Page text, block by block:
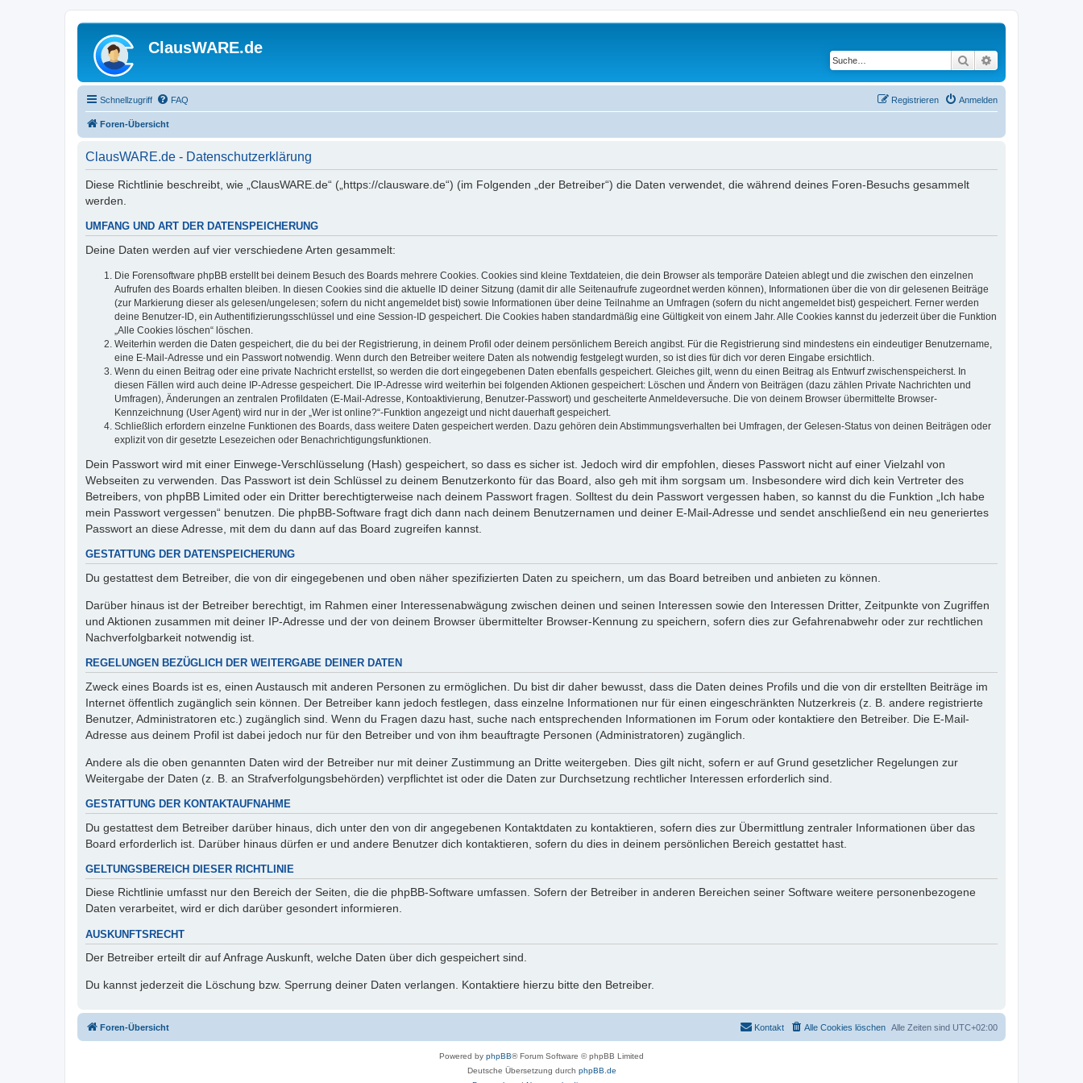
ClausWARE.de
Suche
Schnellzugriff FAQ Anmelden
Registrieren
Foren-Übersicht
ClausWARE.de - Datenschutzerklärung
Diese Richtlinie beschreibt, wie „ClausWARE.de“ („https://clausware.de“) (im Folgenden „der Betreiber“) die Daten verwendet, die während deines Foren-Besuchs gesammelt
werden.
UMFANG UND ART DER DATENSPEICHERUNG
Deine Daten werden auf vier verschiedene Arten gesammelt:
Die Forensoftware phpBB erstellt bei deinem Besuch des Boards mehrere Cookies. Cookies sind kleine Textdateien, die dein Browser als temporäre Dateien ablegt und die zwischen den einzelnen
Aufrufen des Boards erhalten bleiben. In diesen Cookies sind die aktuelle ID deiner Sitzung (damit dir alle Seitenaufrufe zugeordnet werden können), Informationen über die von dir gelesenen Beiträge
(zur Markierung dieser als gelesen/ungelesen; sofern du nicht angemeldet bist) sowie Informationen über deine Teilnahme an Umfragen (sofern du nicht angemeldet bist) gespeichert. Ferner werden
deine Benutzer-ID, ein Authentifizierungsschlüssel und eine Session-ID gespeichert. Die Cookies haben standardmäßig eine Gültigkeit von einem Jahr. Alle Cookies kannst du jederzeit über die Funktion
„Alle Cookies löschen“ löschen.
Weiterhin werden die Daten gespeichert, die du bei der Registrierung, in deinem Profil oder deinem persönlichem Bereich angibst. Für die Registrierung sind mindestens ein eindeutiger Benutzername,
eine E-Mail-Adresse und ein Passwort notwendig. Wenn durch den Betreiber weitere Daten als notwendig festgelegt wurden, so ist dies für dich vor deren Eingabe ersichtlich.
Wenn du einen Beitrag oder eine private Nachricht erstellst, so werden die dort eingegebenen Daten ebenfalls gespeichert. Gleiches gilt, wenn du einen Beitrag als Entwurf zwischenspeicherst. In
diesen Fällen wird auch deine IP-Adresse gespeichert. Die IP-Adresse wird weiterhin bei folgenden Aktionen gespeichert: Löschen und Ändern von Beiträgen (dazu zählen Private Nachrichten und
Umfragen), Änderungen an zentralen Profildaten (E-Mail-Adresse, Kontoaktivierung, Benutzer-Passwort) und gescheiterte Anmeldeversuche. Die von deinem Browser übermittelte Browser-
Kennzeichnung (User Agent) wird nur in der „Wer ist online?“-Funktion angezeigt und nicht dauerhaft gespeichert.
Schließlich erfordern einzelne Funktionen des Boards, dass weitere Daten gespeichert werden. Dazu gehören dein Abstimmungsverhalten bei Umfragen, der Gelesen-Status von deinen Beiträgen oder
explizit von dir gesetzte Lesezeichen oder Benachrichtigungsfunktionen.
Dein Passwort wird mit einer Einwege-Verschlüsselung (Hash) gespeichert, so dass es sicher ist. Jedoch wird dir empfohlen, dieses Passwort nicht auf einer Vielzahl von
Webseiten zu verwenden. Das Passwort ist dein Schlüssel zu deinem Benutzerkonto für das Board, also geh mit ihm sorgsam um. Insbesondere wird dich kein Vertreter des
Betreibers, von phpBB Limited oder ein Dritter berechtigterweise nach deinem Passwort fragen. Solltest du dein Passwort vergessen haben, so kannst du die Funktion „Ich habe
mein Passwort vergessen“ benutzen. Die phpBB-Software fragt dich dann nach deinem Benutzernamen und deiner E-Mail-Adresse und sendet anschließend ein neu generiertes
Passwort an diese Adresse, mit dem du dann auf das Board zugreifen kannst.
GESTATTUNG DER DATENSPEICHERUNG
Du gestattest dem Betreiber, die von dir eingegebenen und oben näher spezifizierten Daten zu speichern, um das Board betreiben und anbieten zu können.
Darüber hinaus ist der Betreiber berechtigt, im Rahmen einer Interessenabwägung zwischen deinen und seinen Interessen sowie den Interessen Dritter, Zeitpunkte von Zugriffen
und Aktionen zusammen mit deiner IP-Adresse und der von deinem Browser übermittelter Browser-Kennung zu speichern, sofern dies zur Gefahrenabwehr oder zur rechtlichen
Nachverfolgbarkeit notwendig ist.
REGELUNGEN BEZÜGLICH DER WEITERGABE DEINER DATEN
Zweck eines Boards ist es, einen Austausch mit anderen Personen zu ermöglichen. Du bist dir daher bewusst, dass die Daten deines Profils und die von dir erstellten Beiträge im
Internet öffentlich zugänglich sein können. Der Betreiber kann jedoch festlegen, dass einzelne Informationen nur für einen eingeschränkten Nutzerkreis (z. B. andere registrierte
Benutzer, Administratoren etc.) zugänglich sind. Wenn du Fragen dazu hast, suche nach entsprechenden Informationen im Forum oder kontaktiere den Betreiber. Die E-Mail-
Adresse aus deinem Profil ist dabei jedoch nur für den Betreiber und von ihm beauftragte Personen (Administratoren) zugänglich.
Andere als die oben genannten Daten wird der Betreiber nur mit deiner Zustimmung an Dritte weitergeben. Dies gilt nicht, sofern er auf Grund gesetzlicher Regelungen zur
Weitergabe der Daten (z. B. an Strafverfolgungsbehörden) verpflichtet ist oder die Daten zur Durchsetzung rechtlicher Interessen erforderlich sind.
GESTATTUNG DER KONTAKTAUFNAHME
Du gestattest dem Betreiber darüber hinaus, dich unter den von dir angegebenen Kontaktdaten zu kontaktieren, sofern dies zur Übermittlung zentraler Informationen über das
Board erforderlich ist. Darüber hinaus dürfen er und andere Benutzer dich kontaktieren, sofern du dies in deinem persönlichen Bereich gestattet hast.
GELTUNGSBEREICH DIESER RICHTLINIE
Diese Richtlinie umfasst nur den Bereich der Seiten, die die phpBB-Software umfassen. Sofern der Betreiber in anderen Bereichen seiner Software weitere personenbezogene
Daten verarbeitet, wird er dich darüber gesondert informieren.
AUSKUNFTSRECHT
Der Betreiber erteilt dir auf Anfrage Auskunft, welche Daten über dich gespeichert sind.
Du kannst jederzeit die Löschung bzw. Sperrung deiner Daten verlangen. Kontaktiere hierzu bitte den Betreiber.
Foren-Übersicht Alle Zeiten sind UTC+02:00
Alle Cookies löschen
Kontakt
Powered by phpBB® Forum Software © phpBB Limited
Deutsche Übersetzung durch phpBB.de